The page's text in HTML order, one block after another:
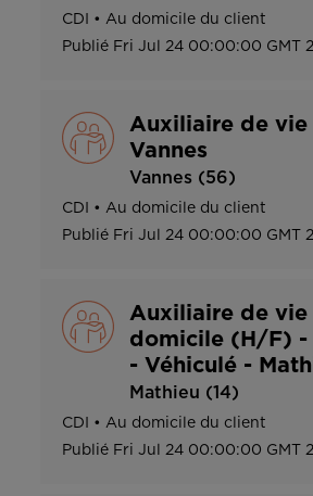
CDI • Au domicile du client
Publié Fri Jul 24 00:00:00 GMT
Auxiliaire de
Vannes
Vannes (56)
CDI • Au domicile du client
Publié Fri Jul 24 00:00:00 GMT
Auxiliaire de vie
domicile (H/F) -
- Véhiculé -
Mathieu (14)
CDI • Au domicile du client
Publié Fri Jul 24 00:00:00 GMT